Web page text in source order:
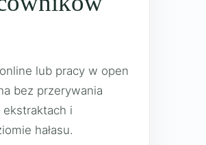
lub pracy w open
bez przerywania
ekstraktach i
hałasu.